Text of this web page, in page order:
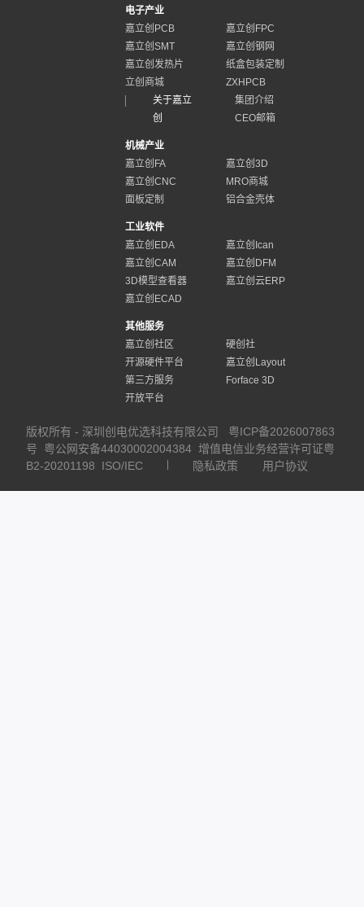
电子产业
嘉立创PCB
嘉立创FPC
嘉立创SMT
嘉立创钢网
嘉立创发热片
纸盒包装定制
立创商城
ZXHPCB
关于嘉立
创
集团介绍
CEO邮箱
机械产业
嘉立创FA
嘉立创3D
嘉立创CNC
MRO商城
面板定制
铝合金壳体
工业软件
嘉立创EDA
嘉立创Ican
嘉立创CAM
嘉立创DFM
3D模型查看器
嘉立创云ERP
嘉立创ECAD
其他服务
嘉立创社区
硬创社
开源硬件平台
嘉立创Layout
第三方服务
Forface 3D
开放平台
版权所有 - 深圳创电优选科技有限公司
粤ICP备2026007863
号
粤公网安备44030002004384 增值电信业务经营许可证粤
B2-20201198
ISO/IEC 隐私政策 用户协议